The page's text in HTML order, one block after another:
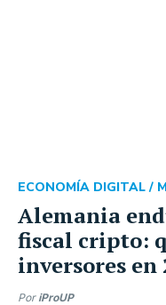
Alemania
fiscal cripto:
inversores en
ECONOMÍA DIGITAL /
Por iProUP